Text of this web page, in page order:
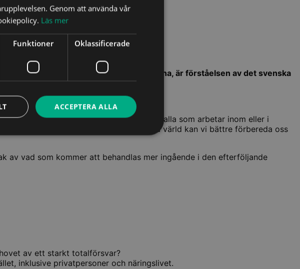
erfarenheterna från konflikten i Ukraina, är förståelsen av det svenska
på lagrum, ledning och organisering för alla som arbetar inom eller i
strategiska betydelse i dagens osäkra värld kan vi bättre förbereda oss
av vad som kommer att behandlas mer ingående i den efterföljande
av ett starkt totalförsvar?
inklusive privatpersoner och näringslivet.
Genom att använda vår
Läs mer
Funktioner Oklassificerade
ACCEPTERA ALLA